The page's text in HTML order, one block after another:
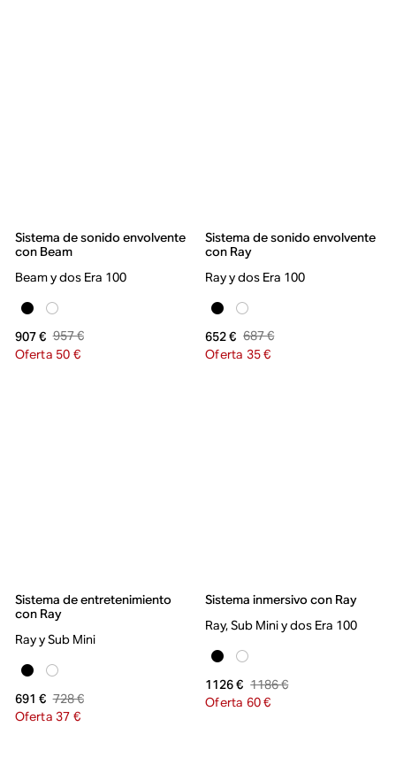
Sistema de sonido envolvente
con Beam
Beam y dos Era 100
907 € 957 €
Oferta 50 €
Sistema de sonido envolvente
con Ray
Ray y dos Era 100
652 € 687 €
Oferta 35 €
Sistema de entretenimiento
con Ray
Ray y Sub Mini
691 € 728 €
Oferta 37 €
Sistema inmersivo con Ray
Ray, Sub Mini y dos Era 100
1126 € 1186 €
Oferta 60 €